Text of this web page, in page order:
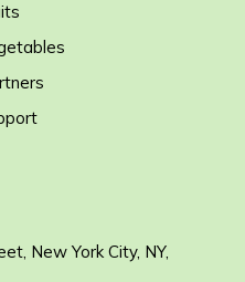
New York City, NY,